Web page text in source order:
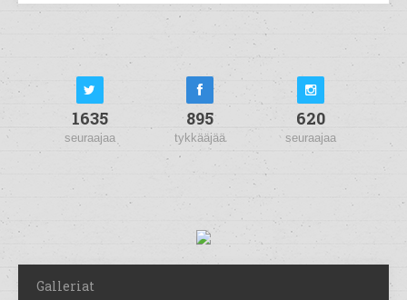
1635
seuraajaa
895
tykkääjää
620
seuraajaa
Galleriat